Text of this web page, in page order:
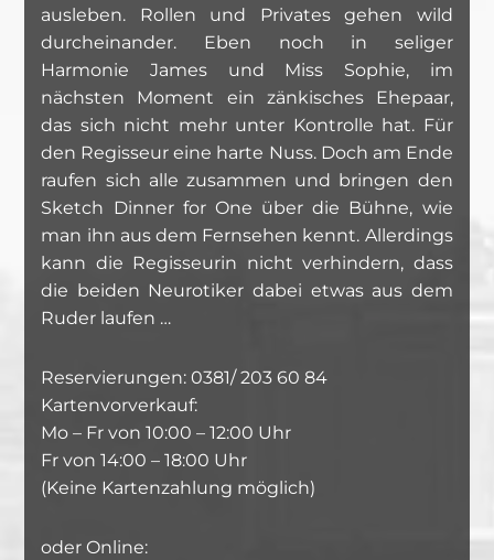
ausleben. Rollen und Privates gehen wild
durcheinander. Eben noch in seliger
Harmonie James und Miss Sophie, im
nächsten Moment ein zänkisches Ehepaar,
das sich nicht mehr unter Kontrolle hat. Für
den Regisseur eine harte Nuss. Doch am Ende
raufen sich alle zusammen und bringen den
Sketch Dinner for One über die Bühne, wie
man ihn aus dem Fernsehen kennt. Allerdings
kann die Regisseurin nicht verhindern, dass
die beiden Neurotiker dabei etwas aus dem
Ruder laufen …
Reservierungen: 0381/ 203 60 84
Kartenvorverkauf:
Mo – Fr von 10:00 – 12:00 Uhr
Fr von 14:00 – 18:00 Uhr
(Keine Kartenzahlung möglich)
oder Online: